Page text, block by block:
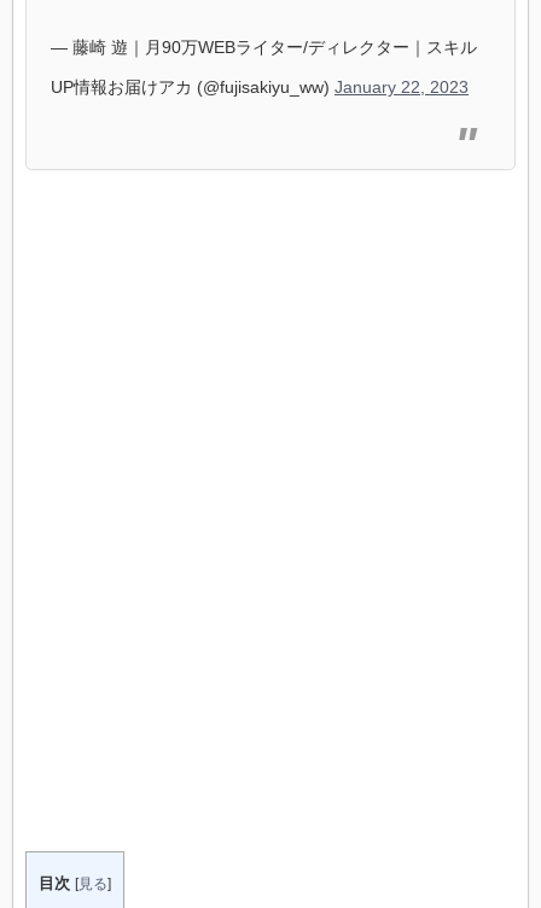
— 藤崎 遊｜月90万WEBライター/ディレクター｜スキル
UP情報お届けアカ (@fujisakiyu_ww) January 22, 2023
目次 [見る]